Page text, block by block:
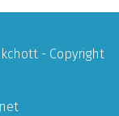
- Copyright